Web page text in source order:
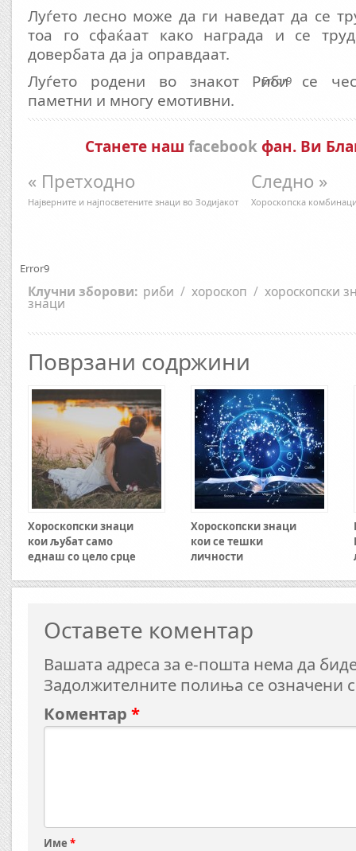
Луѓето лесно може да ги наведат да се
тоа го сфаќаат како награда и се
довербата да ја оправдаат.
Луѓето родени во знакот Риби се
паметни и многу емотивни.
Станете наш facebookфан. Ви
« Претходно
Најверните и најпосветените знаци во Зодијакот
Следно »
Хороскопска
Error9
Error9
Клучни зборови: риби / хороскоп / хороскопски
знаци
Поврзани содржини
Хороскопски знаци
кои љубат само
еднаш со цело срце
Хороскопски знаци
кои се тешки
личности
Оставете коментар
Вашата адреса за е-пошта нема да
Задолжителните полиња се означени
Коментар *
Име *